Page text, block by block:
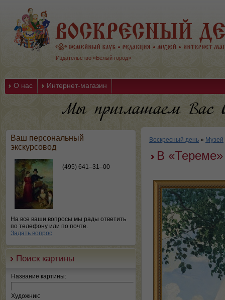
Издательство «Белый город»
О нас Интернет-магазин
Ваш персональный
экскурсовод
(495) 641–31–00
На все ваши вопросы мы рады ответить
по телефону или по почте.
Задать вопрос
Поиск картины
Название картины:
Художник:
Воскресный день » Музей
В